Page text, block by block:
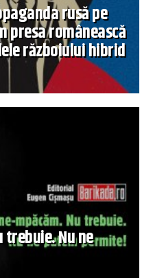
rusă pe
presa românească
războiului hibrid
trebuie. Nu ne